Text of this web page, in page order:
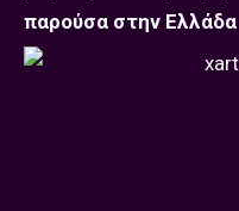
παρούσα στην Ελλάδα